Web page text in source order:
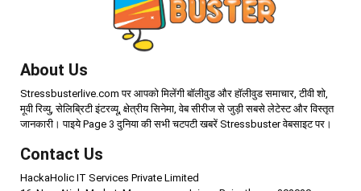
About Us
Stressbusterlive.com पर आपको मिलेंगी बॉलीवुड और हॉलीवुड समाचार, टीवी शो,
मूवी रिव्यु, सेलिब्रिटी इंटरव्यू, क्षेत्रीय सिनेमा, वेब सीरीज से जुड़ी सबसे लेटेस्ट और विस्तृत
जानकारी। पाइये Page 3 दुनिया की सभी चटपटी खबरें Stressbuster वेबसाइट पर।
Contact Us
HackaHolic IT Services Private Limited